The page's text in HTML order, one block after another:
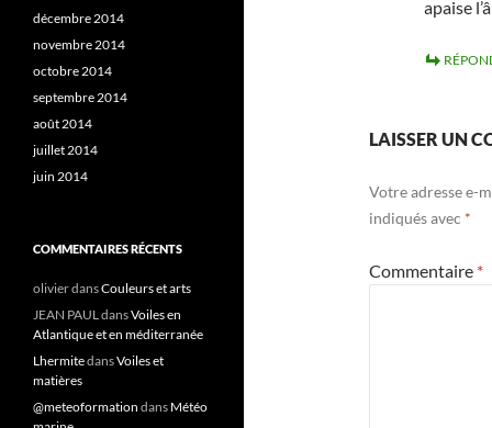
apaise
LAISSER UN
Votre adresse e-
indiqués avec *
Commentaire *
décembre 2014
novembre 2014
octobre 2014
septembre 2014
août 2014
juillet 2014
juin 2014
COMMENTAIRES RÉCENTS
olivierdansCouleurs et arts
JEAN PAULdansVoiles en
Atlantique et en méditerranée
LhermitedansVoiles et
matières
@meteoformation dans Météo